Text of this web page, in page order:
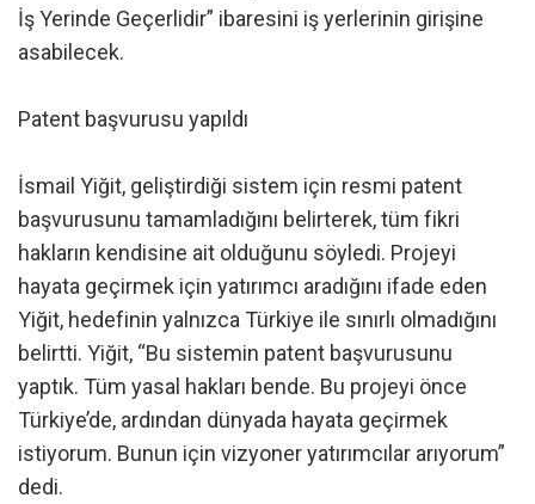
İş Yerinde Geçerlidir” ibaresini iş yerlerinin girişine
asabilecek.
Patent başvurusu yapıldı
İsmail Yiğit, geliştirdiği sistem için resmi patent
başvurusunu tamamladığını belirterek, tüm fikri
hakların kendisine ait olduğunu söyledi. Projeyi
hayata geçirmek için yatırımcı aradığını ifade eden
Yiğit, hedefinin yalnızca Türkiye ile sınırlı olmadığını
belirtti. Yiğit, “Bu sistemin patent başvurusunu
yaptık. Tüm yasal hakları bende. Bu projeyi önce
Türkiye’de, ardından dünyada hayata geçirmek
istiyorum. Bunun için vizyoner yatırımcılar arıyorum”
dedi.